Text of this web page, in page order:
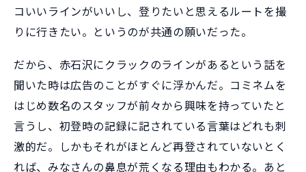
コいいラインがいいし、登りたいと思えるルートを撮
りに行きたい。というのが共通の願いだった。
だから、赤石沢にクラックのラインがあるという話を
聞いた時は広告のことがすぐに浮かんだ。コミネムを
はじめ数名のスタッフが前々から興味を持っていたと
言うし、初登時の記録に記されている言葉はどれも刺
激的だ。しかもそれがほとんど再登されていないとく
れば、みなさんの鼻息が荒くなる理由もわかる。あと